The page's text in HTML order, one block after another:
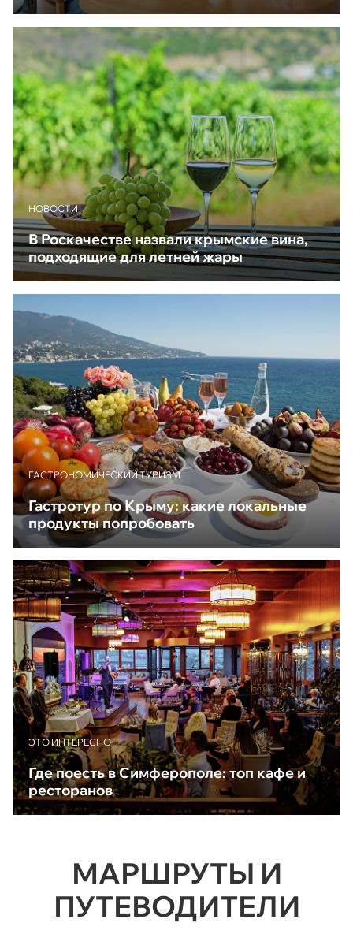
НОВОСТИ
В Роскачестве назвали крымские вина,
подходящие для летней жары
ГАСТРОНОМИЧЕСКИЙ ТУРИЗМ
Гастротур по Крыму: какие локальные
продукты попробовать
ЭТО ИНТЕРЕСНО
Где поесть в Симферополе: топ кафе и
ресторанов
МАРШРУТЫ И
ПУТЕВОДИТЕЛИ